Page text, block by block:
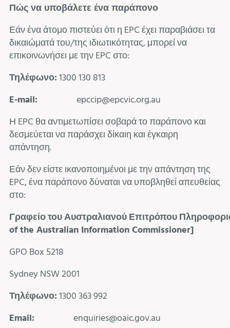
Πώς να υποβάλετε ένα παράπονο
Εάν ένα άτομο πιστεύει ότι η EPC έχει παραβιάσει τα
δικαιώματά του/της ιδιωτικότητας, μπορεί να
επικοινωνήσει με την EPC στο:
Τηλέφωνο:1300 130 813
E-mail: epccip@epcvic.org.au
Η EPC θα αντιμετωπίσει σοβαρά το παράπονο και
δεσμεύεται να παράσχει δίκαιη και έγκαιρη
απάντηση.
Εάν δεν είστε ικανοποιημένοι με την απάντηση της
EPC, ένα παράπονο δύναται να υποβληθεί απευθείας
στο:
ΓραφείοτουΑυστραλιανούΕπιτρόπου
of the Australian Information Commissioner]
GPO Box 5218
Sydney NSW 2001
Τηλέφωνο:1300 363 992
Email: enquiries@oaic.gov.au